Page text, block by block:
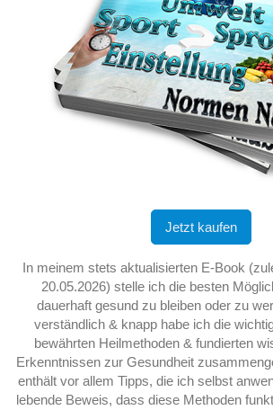
Jetzt kaufen
In meinem stets aktualisierten E-Book
20.05.2026) stelle ich die besten
dauerhaft gesund zu bleiben oder zu
verständlich & knapp habe ich die
bewährten Heilmethoden & fundierten
Erkenntnissen zur Gesundheit
enthält vor allem Tipps, die ich selbst
lebende Beweis, dass diese Methoden